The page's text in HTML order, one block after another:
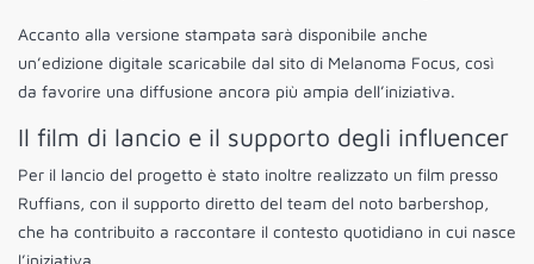
Accanto alla versione stampata sarà disponibile anche
un’edizione digitale scaricabile dal sito di Melanoma Focus, così
da favorire una diffusione ancora più ampia dell’iniziativa.
Il film di lancio e il supporto degli influencer
Per il lancio del progetto è stato inoltre realizzato un film presso
Ruffians, con il supporto diretto del team del noto barbershop,
che ha contribuito a raccontare il contesto quotidiano in cui nasce
l’iniziativa.